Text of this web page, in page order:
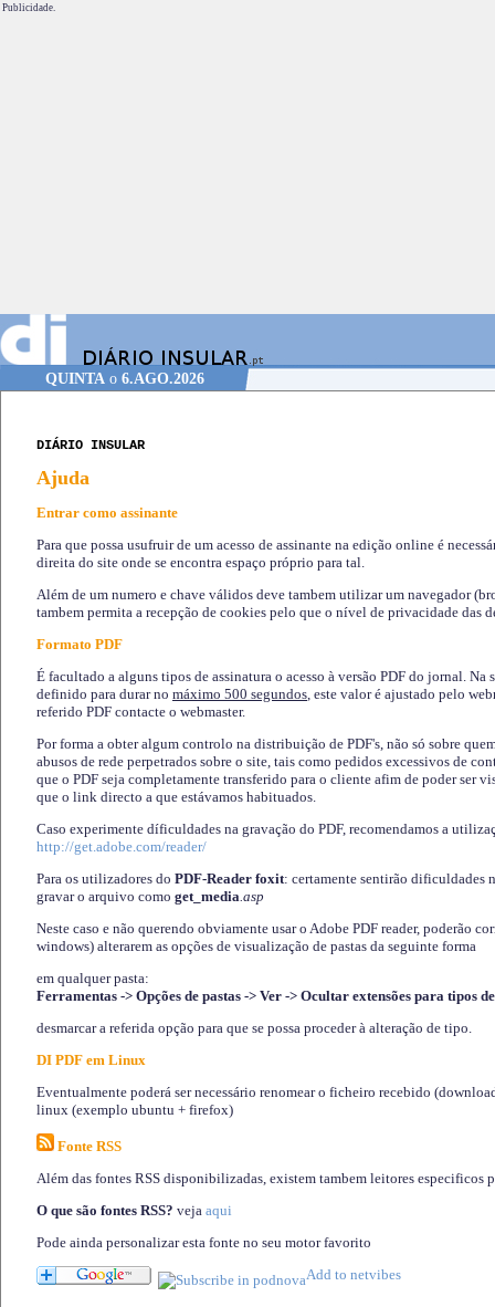
Publicidade.
QUINTAo 6.AGO.2026
DIÁRIO INSULAR
Ajuda
Entrar como assinante
Para que possa usufruir de um acesso de assinante na edição online é
direita do site onde se encontra espaço próprio para tal.
Além de um numero e chave válidos deve tambem utilizar um navegador
tambem permita a recepção de cookies pelo que o nível de privacidade das
Formato PDF
É facultado a alguns tipos de assinatura o acesso à versão PDF do jornal. Na
definido para durar no máximo 500 segundos, este valor é ajustado pelo
referido PDF contacte o webmaster.
Por forma a obter algum controlo na distribuição de PDF's, não só sobre
abusos de rede perpetrados sobre o site, tais como pedidos excessivos de
que o PDF seja completamente transferido para o cliente afim de poder ser
que o link directo a que estávamos habituados.
Caso experimente díficuldades na gravação do PDF, recomendamos a
http://get.adobe.com/reader/
Para os utilizadores do PDF-Reader foxit: certamente sentirão dificuldades
gravar o arquivo como get_media.asp
Neste caso e não querendo obviamente usar o Adobe PDF reader, poderão
windows) alterarem as opções de visualização de pastas da seguinte forma
em qualquer pasta:
Ferramentas -> Opções de pastas -> Ver -> Ocultar extensões para tipos
desmarcar a referida opção para que se possa proceder à alteração de tipo.
DI PDF em Linux
Eventualmente poderá ser necessário renomear o ficheiro recebido
linux (exemplo ubuntu + firefox)
Fonte RSS
Além das fontes RSS disponibilizadas, existem tambem leitores especificos
O que são fontes RSS? veja aqui
Pode ainda personalizar esta fonte no seu motor favorito